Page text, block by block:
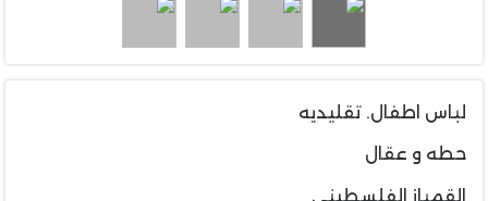
لباس اطفال. تقليديه
حطه و عقال
القمباز الفلسطيني